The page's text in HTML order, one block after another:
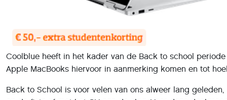
Coolblue heeft in het kader van de Back to school
Apple MacBooks hiervoor in aanmerking komen en tot
Back to School is voor velen van ons alweer lang